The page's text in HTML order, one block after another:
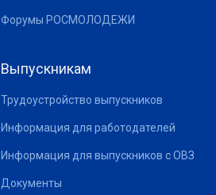
Форумы РОСМОЛОДЕЖИ
Выпускникам
Трудоустройство выпускников
Информация для работодателей
Информация для выпускников с ОВЗ
Документы